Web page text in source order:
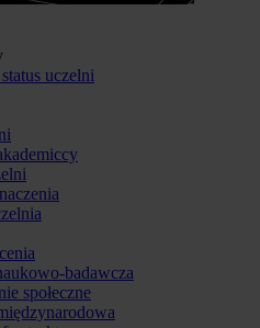
uczelni
badawcza
społeczne